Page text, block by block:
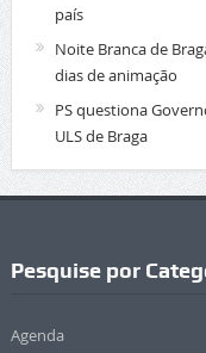
país
Noite Branca de
dias de animação
PS questiona
ULS de Braga
Pesquise por
Agenda